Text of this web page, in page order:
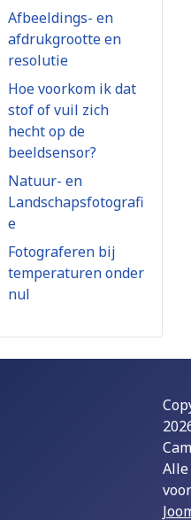
Afbeeldings- en
afdrukgrootte en
resolutie
Hoe voorkom ik dat
stof of vuil zich
hecht op de
beeldsensor?
Natuur- en
Landschapsfotografi
e
Fotograferen bij
temperaturen onder
nul